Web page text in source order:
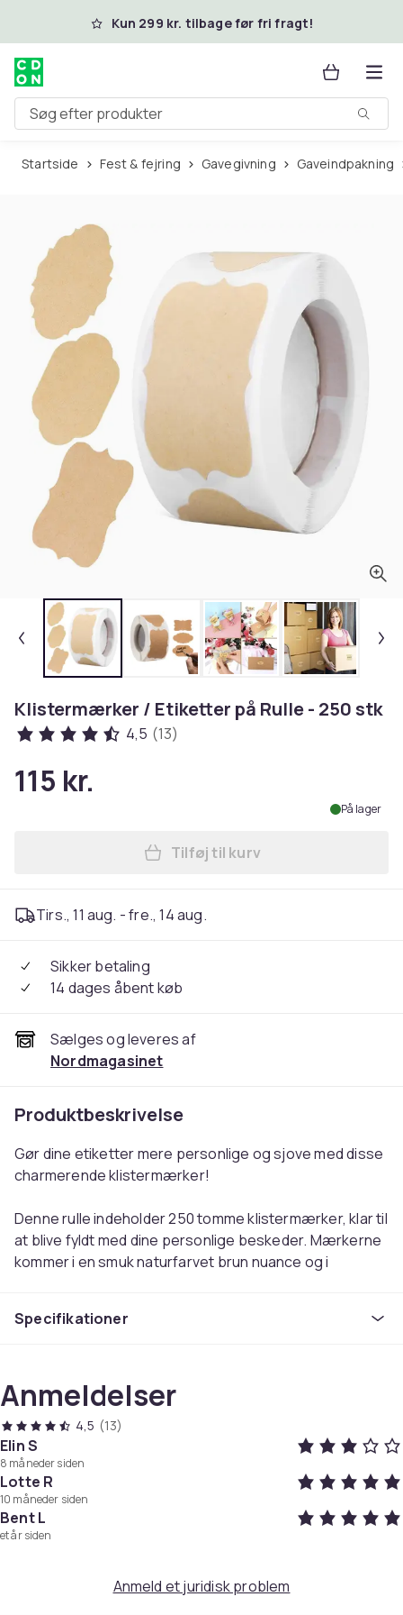
Spring til hovedindhold
Kun 299 kr. tilbage før fri fragt!
Søg efter produkter
Startside Fest & fejring Gavegivning Gaveindpakning
Klistermærker / Etiketter på Rulle - 250 stk
4,5 (13)
115 kr.
På lager
Læg Klistermærker /
Tilføj til kurv
Tirs., 11 aug. - fre., 14 aug.
Sikker betaling
14 dages åbent køb
Sælges og leveres af
Nordmagasinet
Produktbeskrivelse
Gør dine etiketter mere personlige og sjove med disse
charmerende klistermærker!
Denne rulle indeholder 250 tomme klistermærker, klar til
at blive fyldt med dine personlige beskeder. Mærkerne
kommer i en smuk naturfarvet brun nuance og i
gør disse mærker til et fremragende valg til alle typer
Med klister på bagsiden er mærkerne nemme at
køkkenet, mærke dine hjemmelavede gaver eller bare
gøre dine genstande mere personlige, vil disse mærker
tilføje et unikt præg. Deres alsidighed og æstetiske
udseende gør dem perfekte til at forbedre enhver miljø
med et personligt og charmerende præg.
250 tomme klistermærker
Specifikationer
Anmeldelser
4,5 (13)
Elin S
8 måneder siden
Lotte R
10 måneder siden
Bent L
et år siden
Anmeld et juridisk problem